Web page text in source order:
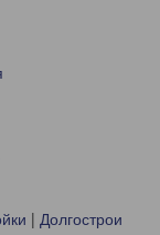
| Долгострои